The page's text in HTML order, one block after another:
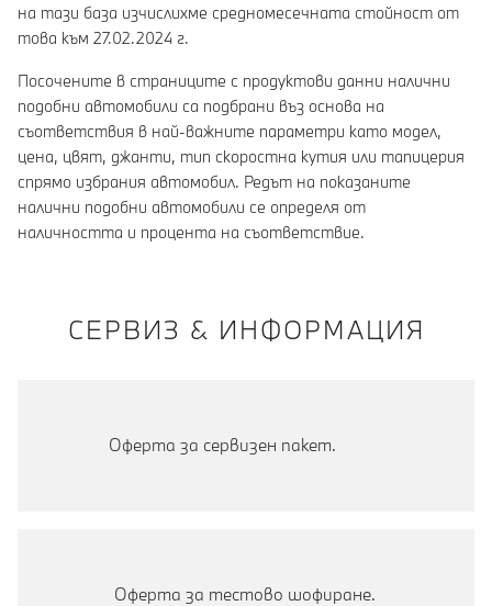
на тази база изчислихме средномесечната стойност от
това към 27.02.2024 г.
Посочените в страниците с продуктови данни налични
подобни автомобили са подбрани въз основа на
съответствия в най-важните параметри като модел,
цена, цвят, джанти, тип скоростна кутия или тапицерия
спрямо избрания автомобил. Редът на показаните
налични подобни автомобили се определя от
наличността и процента на съответствие.
СЕРВИЗ & ИНФОРМАЦИЯ
Оферта за сервизен пакет.
Оферта за тестово шофиране.